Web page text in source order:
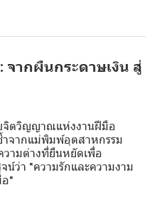
ากผืนกระดาษเงิน สู่
จิตวิญญาณแห่งงานฝีมือ
จากแม่พิมพ์อุตสาหกรรม
ามต่างที่ยืนหยัดเพื่อ
ว่า "ความรักและความงาม
อ"